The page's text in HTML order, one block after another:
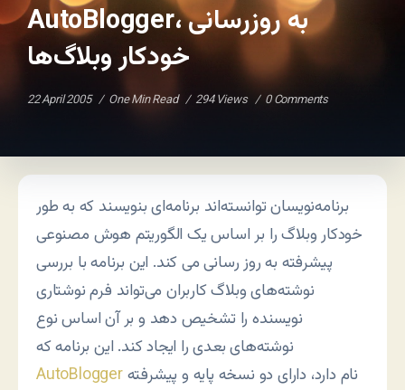
AutoBlogger، به روزرسانی
خودکار وبلاگ‌ها
22 April 2005 One Min Read 294 Views 0 Comments
برنامه‌نویسان توانسته‌اند برنامه‌ای بنویسند که به طور
خودکار وبلاگ را بر اساس یک الگوریتم هوش مصنوعی
پیشرفته به روز رسانی می کند. این برنامه با بررسی
نوشته‌های وبلاگ کاربران می‌تواند فرم نوشتاری
نویسنده را تشخیص دهد و بر آن اساس نوع
نوشته‌های بعدی را ایجاد کند. این برنامه که
AutoBloggerنام دارد، دارای دو نسخه پایه و پیشرفته